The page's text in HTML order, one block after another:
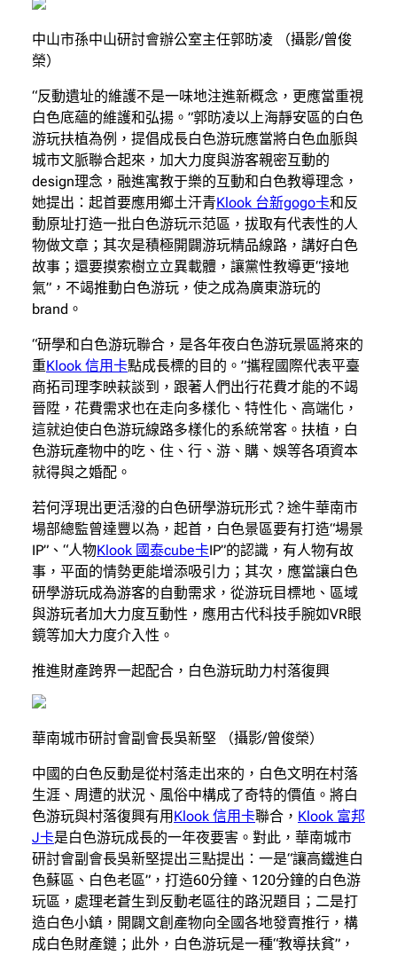
中山市孫中山研討會辦公室主任郭昉凌 （攝影/曾俊
榮）
“反動遺址的維護不是一味地注進新概念，更應當重視
白色底蘊的維護和弘揚。”郭昉凌以上海靜安區的白色
游玩扶植為例，提倡成長白色游玩應當將白色血脈與
城市文脈聯合起來，加大力度與游客親密互動的
design理念，融進寓教于樂的互動和白色教導理念，
她提出：起首要應用鄉土汗青Klook 台新gogo卡和反
動原址打造一批白色游玩示范區，拔取有代表性的人
物做文章；其次是積極開闢游玩精品線路，講好白色
故事；還要摸索樹立立異載體，讓黨性教導更“接地
氣”，不竭推動白色游玩，使之成為廣東游玩的
brand。
“研學和白色游玩聯合，是各年夜白色游玩景區將來的
重Klook 信用卡點成長標的目的。”攜程國際代表平臺
商拓司理李映萩談到，跟著人們出行花費才能的不竭
晉陞，花費需求也在走向多樣化、特性化、高端化，
這就迫使白色游玩線路多樣化的系統常客。扶植，白
色游玩產物中的吃、住、行、游、購、娛等各項資本
就得與之婚配。
若何浮現出更活潑的白色研學游玩形式？途牛華南市
場部總監曾達豐以為，起首，白色景區要有打造“場景
IP”、“人物Klook 國泰cube卡IP”的認識，有人物有故
事，平面的情勢更能增添吸引力；其次，應當讓白色
研學游玩成為游客的自動需求，從游玩目標地、區域
與游玩者加大力度互動性，應用古代科技手腕如VR眼
鏡等加大力度介入性。
推進財產跨界一起配合，白色游玩助力村落復興
華南城市研討會副會長吳新堅 （攝影/曾俊榮）
中國的白色反動是從村落走出來的，白色文明在村落
生涯、周遭的狀況、風俗中構成了奇特的價值。將白
色游玩與村落復興有用 Klook 信用卡聯合， Klook 富邦
J卡是白色游玩成長的一年夜要害。對此，華南城市
研討會副會長吳新堅提出三點提出：一是“讓高鐵進白
色蘇區、白色老區”，打造60分鐘、120分鐘的白色游
玩區，處理老蒼生到反動老區往的路況題目；二是打
造白色小鎮，開闢文創產物向全國各地發賣推行，構
成白色財產鏈；此外，白色游玩是一種“教導扶貧”，